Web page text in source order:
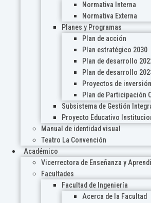
Normativa Interna
Normativa Externa
Planes y Programas
Plan de acción
Plan estratégico 2030
Plan de desarrollo
Plan de desarrollo
Proyectos de inversión
Plan de Participación
Subsistema de Gestión
Proyecto Educativo
Manual de identidad visual
Teatro La Convención
Académico
Vicerrectora de Enseñanza y
Facultades
Facultad de Ingeniería
Acerca de la Facultad